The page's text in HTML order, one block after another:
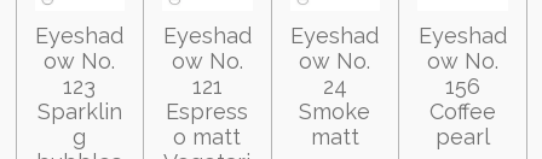
Eyeshad
ow No.
123
Sparklin
g
Eyeshad
ow No.
121
Espress
o matt
Eyeshad
ow No.
24
Smoke
matt
Eyeshad
ow No.
156
Coffee
pearl